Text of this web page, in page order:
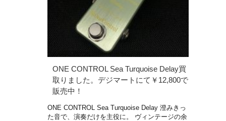
ONE CONTROL Sea Turquoise Delay買
取りました。デジマートにて￥12,800で
販売中！
ONE CONTROL Sea Turquoise Delay 澄みきっ
た音で、演奏だけを主役に。 ヴィンテージの余